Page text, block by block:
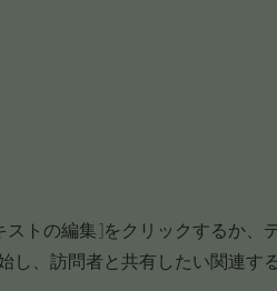
ストの編集]をクリックするか、
し、訪問者と共有したい関連す